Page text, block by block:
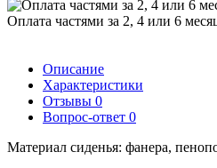
Оплата частями за 2, 4 или 6
Описание
Характеристики
Отзывы 0
Вопрос-ответ 0
Материал сиденья: фанера,